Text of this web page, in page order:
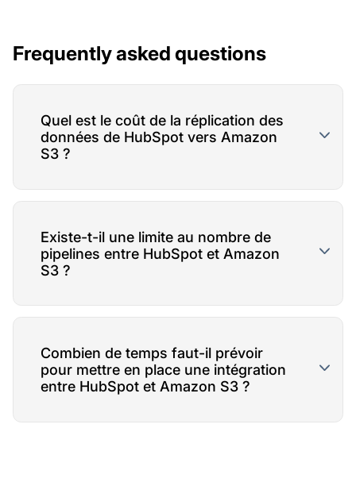
Frequently asked questions
Quel est le coût de la réplication des
données de HubSpot vers Amazon
S3 ?
Existe-t-il une limite au nombre de
pipelines entre HubSpot et Amazon
S3 ?
Combien de temps faut-il prévoir
pour mettre en place une intégration
entre HubSpot et Amazon S3 ?